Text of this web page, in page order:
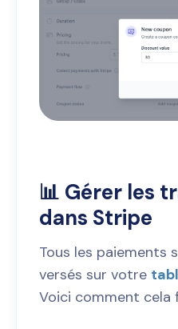
📊 Gérer les
dans Stripe
Tous les paiements
versés sur votre
Voici comment cela